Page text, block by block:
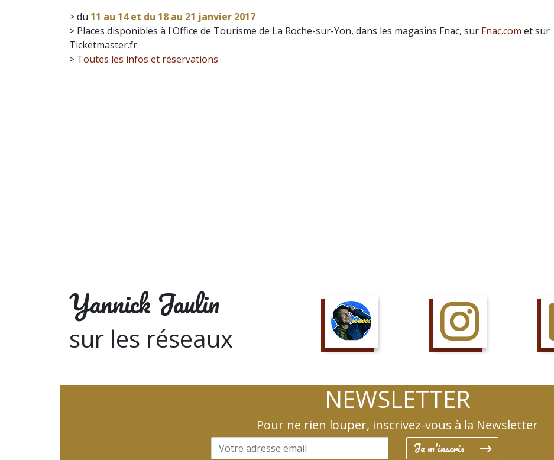
> du 11 au 14 et du 18 au 21 janvier 2017
> Places disponibles à l'Office de Tourisme de La Roche-sur-Yon, dans les magasins Fnac, sur Fnac.com et sur
Ticketmaster.fr
> Toutes les infos et réservations
Yannick Jaulin
sur les réseaux
NEWSLETTER
Pour ne rien louper, inscrivez-vous à la Newsletter
Je m'inscris